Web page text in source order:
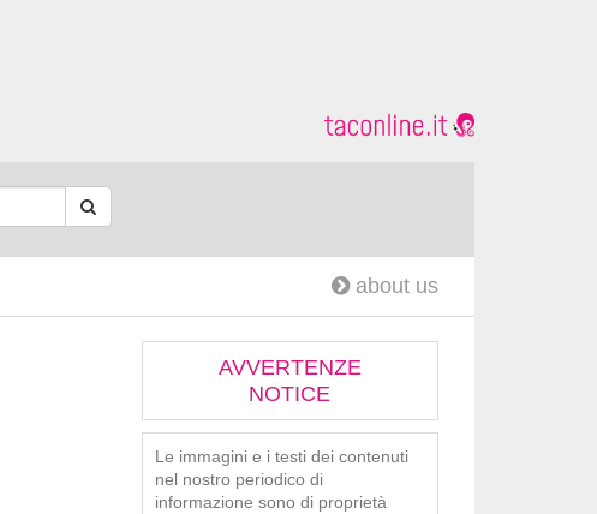
about us
AVVERTENZE
NOTICE
Le immagini e i testi dei contenuti
nel nostro periodico di
informazione sono di proprietà